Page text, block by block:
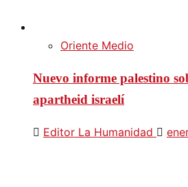
Oriente Medio
Nuevo informe palestino
apartheid israelí
Editor La Humanidad